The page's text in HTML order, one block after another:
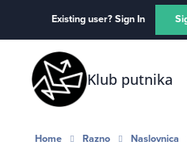
Existing user? Sign In
Klub putnika
Home Razno Naslovnica